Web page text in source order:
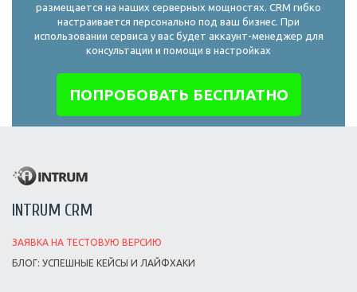
размещается на наших серверных мощностях. CRM гибко
настраивается персонально под ваш бизнес. При
использовании сервиса у вас будет аккаунт-менеджер для
консультации и помощи в настройках
ПОПРОБОВАТЬ БЕСПЛАТНО
INTRUM CRM
ЗАЯВКА НА ТЕСТОВУЮ ВЕРСИЮ
БЛОГ: УСПЕШНЫЕ КЕЙСЫ И ЛАЙФХАКИ